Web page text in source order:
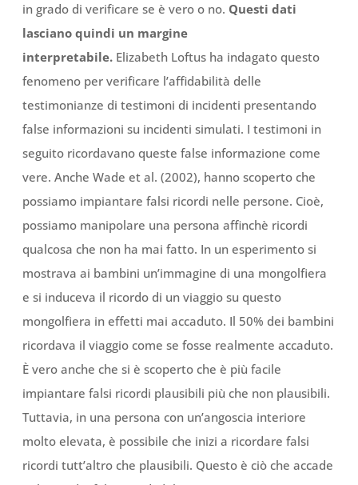
in grado di verificare se è vero o no. Questi dati
lasciano quindi un margine
interpretabile. Elizabeth Loftus ha indagato questo
fenomeno per verificare l’affidabilità delle
testimonianze di testimoni di incidenti presentando
false informazioni su incidenti simulati. I testimoni in
seguito ricordavano queste false informazione come
vere. Anche Wade et al. (2002), hanno scoperto che
possiamo impiantare falsi ricordi nelle persone. Cioè,
possiamo manipolare una persona affinchè ricordi
qualcosa che non ha mai fatto. In un esperimento si
mostrava ai bambini un’immagine di una mongolfiera
e si induceva il ricordo di un viaggio su questo
mongolfiera in effetti mai accaduto. Il 50% dei bambini
ricordava il viaggio come se fosse realmente accaduto.
È vero anche che si è scoperto che è più facile
impiantare falsi ricordi plausibili più che non plausibili.
Tuttavia, in una persona con un’angoscia interiore
molto elevata, è possibile che inizi a ricordare falsi
ricordi tutt’altro che plausibili. Questo è ciò che accade